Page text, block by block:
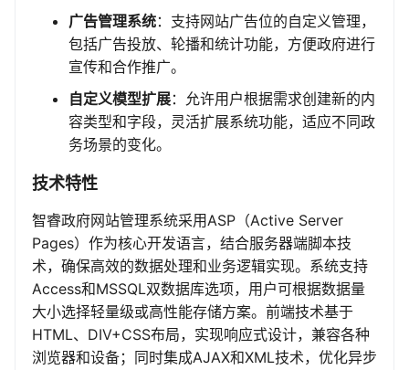
广告管理系统：支持网站广告位的自定义管理，
包括广告投放、轮播和统计功能，方便政府进行
宣传和合作推广。
自定义模型扩展：允许用户根据需求创建新的内
容类型和字段，灵活扩展系统功能，适应不同政
务场景的变化。
技术特性
智睿政府网站管理系统采用ASP（Active Server
Pages）作为核心开发语言，结合服务器端脚本技
术，确保高效的数据处理和业务逻辑实现。系统支持
Access和MSSQL双数据库选项，用户可根据数据量
大小选择轻量级或高性能存储方案。前端技术基于
HTML、DIV+CSS布局，实现响应式设计，兼容各种
浏览器和设备；同时集成AJAX和XML技术，优化异步